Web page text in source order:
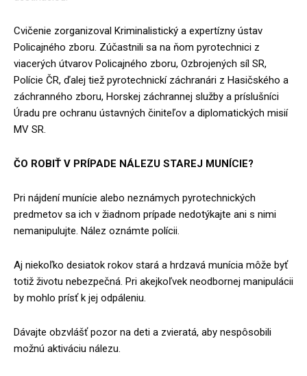
Cvičenie zorganizoval Kriminalistický a expertízny ústav
Policajného zboru. Zúčastnili sa na ňom pyrotechnici z
viacerých útvarov Policajného zboru, Ozbrojených síl SR,
Polície ČR, ďalej tiež pyrotechnickí záchranári z Hasičského a
záchranného zboru, Horskej záchrannej služby a príslušníci
Úradu pre ochranu ústavných činiteľov a diplomatických misií
MV SR.
ČO ROBIŤ V PRÍPADE NÁLEZU STAREJ MUNÍCIE?
Pri nájdení munície alebo neznámych pyrotechnických
predmetov sa ich v žiadnom prípade nedotýkajte ani s nimi
nemanipulujte. Nález oznámte polícii.
Aj niekoľko desiatok rokov stará a hrdzavá munícia môže byť
totiž životu nebezpečná. Pri akejkoľvek neodbornej manipulácii
by mohlo prísť k jej odpáleniu.
Dávajte obzvlášť pozor na deti a zvieratá, aby nespôsobili
možnú aktiváciu nálezu.